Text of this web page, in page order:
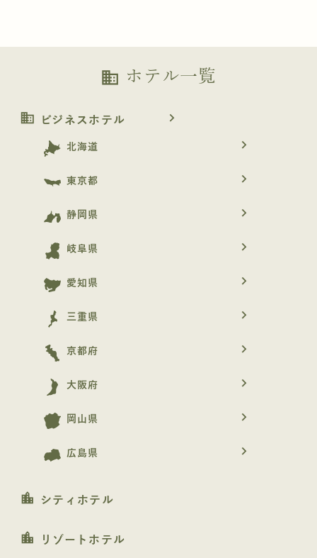
business ホテル一覧
business ビジネスホテル navigate_next
北海道 navigate_next
東京都 navigate_next
静岡県 navigate_next
岐阜県 navigate_next
愛知県 navigate_next
三重県 navigate_next
京都府 navigate_next
大阪府 navigate_next
岡山県 navigate_next
広島県 navigate_next
location_city シティホテル
location_city リゾートホテル